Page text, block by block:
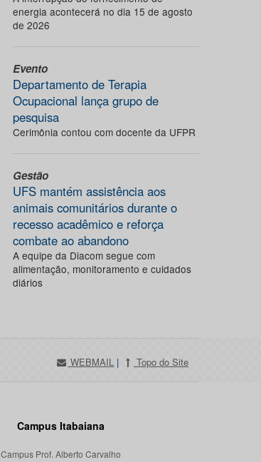
energia acontecerá no dia 15 de agosto
de 2026
Evento
Departamento de Terapia
Ocupacional lança grupo de
pesquisa
Cerimônia contou com docente da UFPR
Gestão
UFS mantém assistência aos
animais comunitários durante o
recesso acadêmico e reforça
combate ao abandono
A equipe da Diacom segue com
alimentação, monitoramento e cuidados
diários
WEBMAIL | Topo do Site
Campus Itabaiana
Campus Prof. Alberto Carvalho